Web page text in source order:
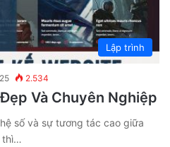
Lập trình
2.534
Và Chuyên Nghiệp
số và sự tương tác cao giữa
thì…